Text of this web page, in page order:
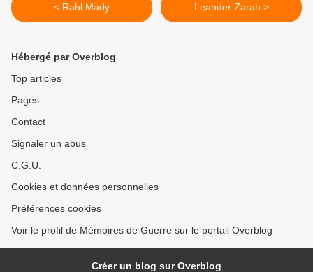
< Rahl Mady Leander Zarah >
Hébergé par Overblog
Top articles
Pages
Contact
Signaler un abus
C.G.U.
Cookies et données personnelles
Préférences cookies
Voir le profil de Mémoires de Guerre sur le portail Overblog
Créer un blog sur Overblog